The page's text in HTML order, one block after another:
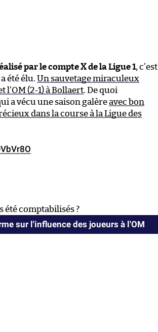
par le compte X de la Ligue 1, c’est
été élu. Un sauvetage miraculeux
l’OM (2-1) à Bollaert. De quoi
a vécu une saison galèreavec bon
dans la course à la Ligue des
été comptabilisés ?
sur l'influence des joueurs à l'OM